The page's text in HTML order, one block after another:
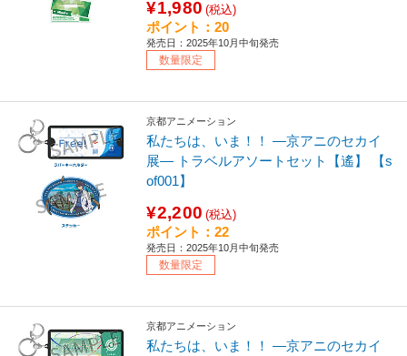
¥1,980 (税込)
ポイント：20
発売日：2025年10月中旬発売
数量限定
京都アニメーション
私たちは、いま！！ ―京アニのセカイ
展― トラベルアソートセット【遙】 【s
of001】
¥2,200 (税込)
ポイント：22
発売日：2025年10月中旬発売
数量限定
京都アニメーション
私たちは、いま！！ ―京アニのセカイ